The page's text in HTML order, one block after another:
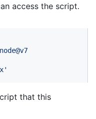
access the script.
that this